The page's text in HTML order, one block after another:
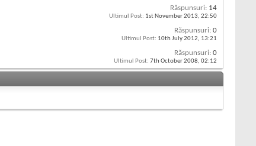
Răspunsuri: 14
Ultimul Post: 1st November 2013, 22:50
Răspunsuri: 0
Ultimul Post: 10th July 2012, 13:21
Răspunsuri: 0
Ultimul Post: 7th October 2008, 02:12